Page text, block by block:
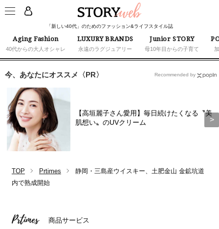
「新しい40代」のためのファッション&ライフスタイル誌
Aging Fashion
40代からの大人オシャレ
LUXURY BRANDS
永遠のラグジュアリー
Junior STORY
母10年目からの子育て
今、あなたにオススメ〈PR〉
【高垣麗子さん愛用】毎日続けたくなる〝美
肌想い〟のUVクリーム
Recommended by
TOP Prtimes
静岡・三島産ウイスキー、土肥金山 金鉱坑道
内で熟成開始
Prtimes 商品サービス